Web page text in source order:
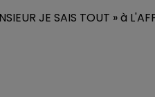
JE SAIS TOUT » à